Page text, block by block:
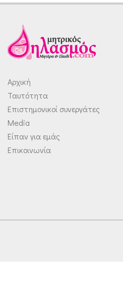
Αρχική
Ταυτότητα
Επιστημονικοί συνεργάτες
Media
Είπαν για εμάς
Επικοινωνία